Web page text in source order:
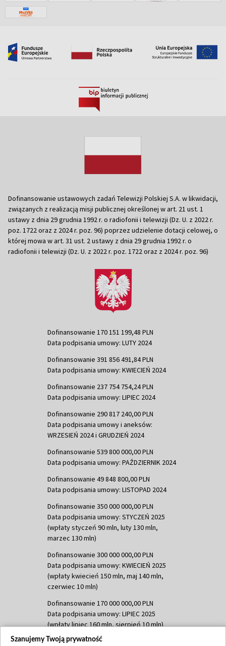
Dofinansowanie ustawowych zadań Telewizji Polskiej S.A. w likwidacji,
związanych z realizacją misji publicznej określonej w art. 21 ust. 1
ustawy z dnia 29 grudnia 1992 r. o radiofonii i telewizji (Dz. U. z 2022 r.
poz. 1722 oraz z 2024 r. poz. 96) poprzez udzielenie dotacji celowej, o
której mowa w art. 31 ust. 2 ustawy z dnia 29 grudnia 1992 r. o
radiofonii i telewizji (Dz. U. z 2022 r. poz. 1722 oraz z 2024 r. poz. 96)
Dofinansowanie 170 151 199,48 PLN
Data podpisania umowy: LUTY 2024
Dofinansowanie 391 856 491,84 PLN
Data podpisania umowy: KWIECIEŃ 2024
Dofinansowanie 237 754 754,24 PLN
Data podpisania umowy: LIPIEC 2024
Dofinansowanie 290 817 240,00 PLN
Data podpisania umowy i aneksów:
WRZESIEŃ 2024 i GRUDZIEŃ 2024
Dofinansowanie 539 800 000,00 PLN
Data podpisania umowy: PAŹDZIERNIK 2024
Dofinansowanie 49 848 800,00 PLN
Data podpisania umowy: LISTOPAD 2024
Dofinansowanie 350 000 000,00 PLN
Data podpisania umowy: STYCZEŃ 2025
(wpłaty styczeń 90 mln, luty 130 mln,
marzec 130 mln)
Dofinansowanie 300 000 000,00 PLN
Data podpisania umowy: KWIECIEŃ 2025
(wpłaty kwiecień 150 mln, maj 140 mln,
czerwiec 10 mln)
Dofinansowanie 170 000 000,00 PLN
Data podpisania umowy: LIPIEC 2025
(wpłaty lipiec 160 mln, sierpień 10 mln)
Dofinansowanie 60 000 000,00 PLN
Szanujemy Twoją prywatność